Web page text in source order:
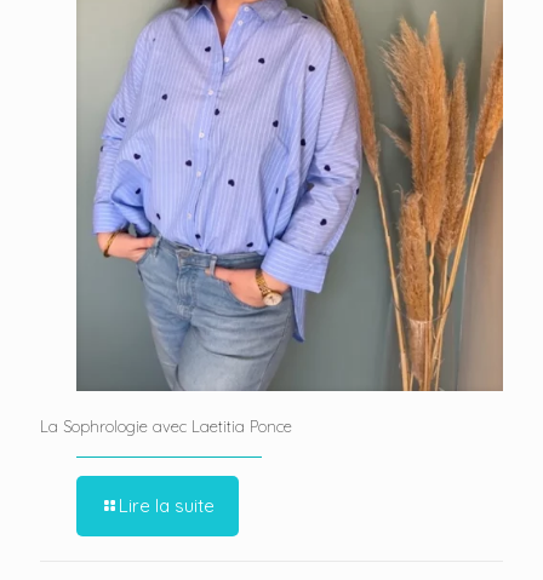
La Sophrologie avec Laetitia Ponce
Lire la suite